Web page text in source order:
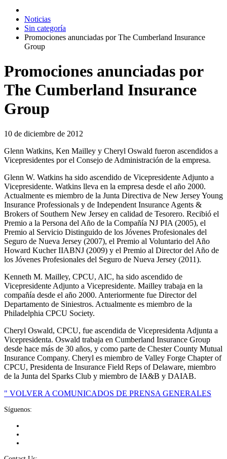
Noticias
Sin categoría
Promociones anunciadas por The Cumberland Insurance
Group
Promociones anunciadas por
The Cumberland Insurance
Group
10 de diciembre de 2012
Glenn Watkins, Ken Mailley y Cheryl Oswald fueron ascendidos a
Vicepresidentes por el Consejo de Administración de la empresa.
Glenn W. Watkins ha sido ascendido de Vicepresidente Adjunto a
Vicepresidente. Watkins lleva en la empresa desde el año 2000.
Actualmente es miembro de la Junta Directiva de New Jersey Young
Insurance Professionals y de Independent Insurance Agents &
Brokers of Southern New Jersey en calidad de Tesorero. Recibió el
Premio a la Persona del Año de la Compañía NJ PIA (2005), el
Premio al Servicio Distinguido de los Jóvenes Profesionales del
Seguro de Nueva Jersey (2007), el Premio al Voluntario del Año
Howard Kucher IIABNJ (2009) y el Premio al Director del Año de
los Jóvenes Profesionales del Seguro de Nueva Jersey (2011).
Kenneth M. Mailley, CPCU, AIC, ha sido ascendido de
Vicepresidente Adjunto a Vicepresidente. Mailley trabaja en la
compañía desde el año 2000. Anteriormente fue Director del
Departamento de Siniestros. Actualmente es miembro de la
Philadelphia CPCU Society.
Cheryl Oswald, CPCU, fue ascendida de Vicepresidenta Adjunta a
Vicepresidenta. Oswald trabaja en Cumberland Insurance Group
desde hace más de 30 años, y como parte de Chester County Mutual
Insurance Company. Cheryl es miembro de Valley Forge Chapter of
CPCU, Presidenta de Insurance Field Reps of Delaware, miembro
de la Junta del Sparks Club y miembro de IA&B y DAIAB.
" VOLVER A COMUNICADOS DE PRENSA GENERALES
Síguenos: